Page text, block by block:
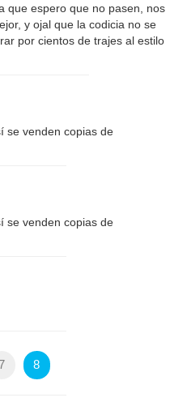
que espero que no pasen, nos
y ojal que la codicia no se
por cientos de trajes al estilo
se venden copias de
se venden copias de
8